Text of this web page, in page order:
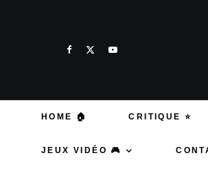
HOME 🏠 CRITIQUE ⭐
JEUX VIDÉO 🎮